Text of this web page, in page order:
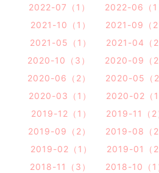
2022-07（1）
2022-06（1
2021-10（1）
2021-09（2
2021-05（1）
2021-04（2
2020-10（3）
2020-09（2
2020-06（2）
2020-05（2
2020-03（1）
2020-02（1
2019-12（1）
2019-11（2
2019-09（2）
2019-08（2
2019-02（1）
2019-01（2
2018-11（3）
2018-10（1